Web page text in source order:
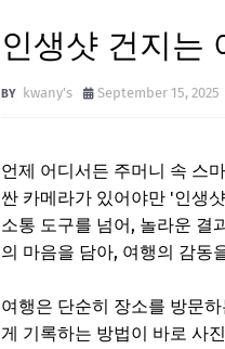
인생샷 건지는
kwany's September 15, 2025
언제 어디서든 주머니 속 스
싼 카메라가 있어야만 '인생
소통 도구를 넘어, 놀라운 결
의 마음을 담아, 여행의 감동
여행은 단순히 장소를 방문
게 기록하는 방법이 바로 사